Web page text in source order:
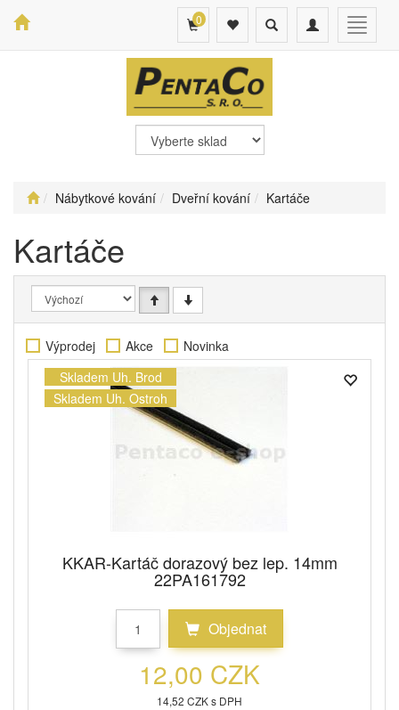
Toggle
Toggle
navigation
Toggle
search
0
Nábytkové kování Dveřní kování Kartáče
Kartáče
Výprodej Akce
Novinka
Skladem Uh. Brod
Skladem Uh. Ostroh
KKAR-Kartáč dorazový bez lep. 14mm
22PA161792
Objednat
12,00 CZK
14,52 CZK s DPH